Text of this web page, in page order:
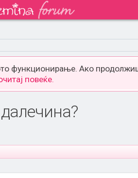
функционирање. Ако
повеќе.